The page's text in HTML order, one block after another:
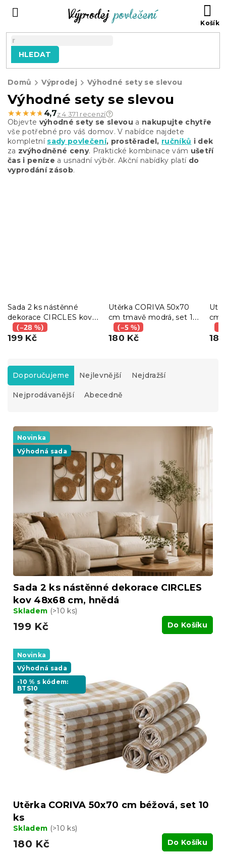
HLEDAT
Domů Výprodej Výhodné sety se slevou
Výhodné sety se slevou
★★★★★
★★★★★ 4,7z 4 371 recenzí
Objevte výhodné sety se slevou a nakupujte chytře
vše potřebné pro váš domov. V nabídce najdete
kompletní sady povlečení, prostěradel, ručníků i dek
za zvýhodněné ceny. Praktické kombinace vám ušetří
čas i peníze a usnadní výběr. Akční nabídky platí do
vyprodání zásob.
Sada 2 ks nástěnné
dekorace CIRCLES kov
48x68 cm, hnědá
(–28 %)
199 Kč
Utěrka CORIVA 50x70
cm tmavě modrá, set 10
(–5 %)
180 Kč
cm
Ř
z
e
p
Doporučujeme Nejlevnější Nejdražší
Nejprodávanější Abecedně
V
p
d
u
k
ů
Novinka
Výhodná sada
Sada 2 ks nástěnné dekorace CIRCLES
kov 48x68 cm, hnědá
Skladem (>10 ks)
199 Kč Do Košíku
Novinka
Výhodná sada
-10 % s kódem:
BTS10
Utěrka CORIVA 50x70 cm béžová, set 10
ks
Skladem (>10 ks)
180 Kč Do Košíku